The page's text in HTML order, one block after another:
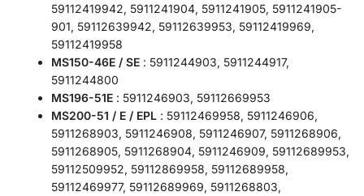
59112419942, 5911241904, 5911241905, 5911241905-
901, 59112639942, 59112639953, 59112419969,
59112419958
MS150-46E / SE : 5911244903, 5911244917,
5911244800
MS196-51E : 5911246903, 59112669953
MS200-51 / E / EPL : 59112469958, 5911246906,
5911268903, 5911246908, 5911246907, 5911268906,
5911268905, 5911268904, 5911246909, 59112689953,
59112509952, 59112869958, 59112689958,
59112469977, 59112689969, 5911268803,